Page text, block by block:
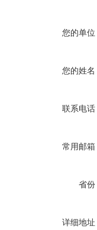
您的单位
您的姓名
联系电话
常用邮箱
省份
详细地址